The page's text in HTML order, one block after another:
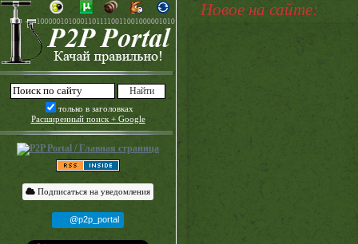
только в заголовках
Расширенный поиск + Google
Подписаться на уведомления
@p2p_portal
Новое на сайте: